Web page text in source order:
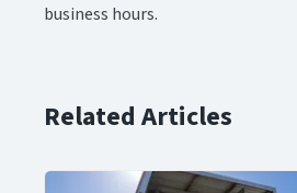
business hours.​​​​‌ ‍ ​‍​‍‌‍ ‌ ​‍‌‍‍‌‌‍‌ ‌‍‍‌‌‍ ‍​‍​‍​ ‍‍​‍​‍‌ ​ ‌‍​‌‌‍ ‍‌‍‍‌‌ ‌​‌ ‍‌​‍ ‍‌‍‍‌‌‍ ​‍​‍​‍ ​​‍​‍‌‍‍​‌ ​‍‌‍‌‌‌‍‌‍​‍​‍​ ‍‍​‍​‍‌‍‍​‌ ‌​‌ ‌​‌ ​​‌ ​ ​ ‍‍​‍ ​‍ ‌‍ ​‌‍‍‌‌‍​‍‌‍‌‌‌ ​‍‌ ‌​‌ ‍‌​‍ ‌‌ ​ ‌ ‌​‌ ‌‌‌‍‌​‌‍‍‌‌‍ ​‍ ‍‌ ‌‍‌‍‌‌‌ ​‍‌‍​ ‌‍‌‌‌‍ ​​‍ ‍‌‍​‌‌ ​​‌ ​​​‍ ‌‍‍‌‌‍ ‍‌ ‌​‌‍‌‌‌‍ ‍‌ ‌​​‍ ‌‍‌‌‌‍‌​‌‍‍‌‌ ‌​​‍ ‌‍ ‌‌‍ ‌‍‌​‌‍‌‌​ ‌‌ ​​‌ ​‍‌‍‌‌‌ ​ ‌‍‌‌‌‍ ‍‌ ‌​‌‍​‌‌ ‌​‌‍‍‌‌‍ ‌‍ ‍​ ‍ ‌‍‍‌‌‍‌​​ ‌‌‍​‌​ ‍​‌‍​‍‌‍‌‌‌‍​‌​ ​‍‌‍​ ​ ‍‌​‍ ‌‌‍‌​​ ‌‌​ ‌‌​ ‌​​‍ ‌​ ‌​​ ‌‍​ ‍​‌‍‌‍​‍ ‌‌‍​‌‌‍​‌​ ‌‍​ ‍​​‍ ‌​ ‌‍‌‍​ ‌‍‌‌​ ​ ​ ‌‌​ ‌‌‌‍​‍‌‍​‍​ ‌​​ ‌‍‌‍​‌‌‍​‌​ ‍ ‌ ‌​‌ ‍‌‌ ​​‌‍‌‌​ ‌‌‍​‌‌ ​‍‌ ‌​‌‍‍‌‌‍​ ‌‍ ​‌‍‌‌​ ‍ ‌ ​​‌‍​‌‌ ‌​‌‍‍​​ ‌‌‍​ ‌‍ ‌‍ ‍‌ ‌​‌‍‌‌‌‍ ‍‌ ‌​‌​ ‌‌‍​‌‌ ‌​‌ ​‍‌‍‍‌‌ ‍​​‍‌‌​ ‌‌‌​​‍‌‌ ‌‍‍ ‌‍‌‌‌ ‍‌​‍‌‌​ ​ ‌​‌​​‍‌‌​ ​ ‌​‌​​‍‌‌​ ​‍​ ​‍​ ‌‍​ ​​​ ‌‌‌‍‌‍​ ​​‌‍​‌‌‍​‌​ ‌‌‌‍​‌​ ​ ​ ‌​​ ​‌​‍‌‌​ ​‍​ ​‍​‍‌‌​ ‌‌‌​‌​​‍ ‍‌‍​ ‌‍ ‌‍ ‍‌ ‌​‌‍‌‌‌‍ ‍‌ ‌​​‍‌‌​ ‌‌‌​​‍‌‌ ‌‍‍ ‌‍‌‌‌ ‍‌​‍‌‌​ ​ ‌​‌​​‍‌‌​ ​ ‌​‌​​‍‌‌​ ​‍​ ​‍‌‍‌​‌‍​ ‌‍​ ‌‍‌‌‌‍‌‌‌‍​‌​ ‌ ​ ‍​​ ‌ ​ ​ ​ ​‌​ ‍​​‍‌‌​ ​‍​ ​‍​‍‌‌​ ‌‌‌​‌​​‍ ‍‌‍​ ‌‍‍​‌‍‍‌‌‍ ​‌‍‌​‌ ​‍‌‍‌‌‌‍ ‍​‍‌‌​ ‌‌‌​​‍‌‌ ‌‍‍ ‌‍‌‌‌ ‍‌​‍‌‌​ ​ ‌​‌​​‍‌‌​ ​ ‌​‌​​‍‌‌​ ​‍​ ​‍​ ‌​​ ‌‍​ ​‌‌‍‌​‌‍‌‍‌‍‌‌​ ​‍​ ‌ ​ ‌​​ ‌​​ ‌‌​ ‌​​‍‌‌​ ​‍​ ​‍​‍‌‌​ ‌‌‌​‌​​‍ ‍‌ ‌​‌‍‌‌‌ ‍​‌ ‌​​ ‌‍​‍‌‍​‌‌ ​ ‌‍‌‌‌‌‌‌‌ ​‍‌‍ ​​ ‌‌‍‍​‌ ‌​‌ ‌​‌ ​​‌ ​ ​‍‌‌​ ​ ‌​​‌​‍‌‌​ ​‍‌​‌‍​‍‌‌​ ​‍‌​‌‍‌‍ ​‌‍‍‌‌‍​‍‌‍‌‌‌ ​‍‌ ‌​‌ ‍‌​‍ ‌‌ ​ ‌ ‌​‌ ‌‌‌‍‌​‌‍‍‌‌‍ ​‍ ‍‌ ‌‍‌‍‌‌‌ ​‍‌‍​ ‌‍‌‌‌‍ ​​‍ ‍‌‍​‌‌ ​​‌ ​​​‍‌‍‌‍‍‌‌‍‌​​ ‌‌‍​‌​ ‍​‌‍​‍‌‍‌‌‌‍​‌​ ​‍‌‍​ ​ ‍‌​‍ ‌‌‍‌​​ ‌‌​ ‌‌​ ‌​​‍ ‌​ ‌​​ ‌‍​ ‍​‌‍‌‍​‍ ‌‌‍​‌‌‍​‌​ ‌‍​ ‍​​‍ ‌​ ‌‍‌‍​ ‌‍‌‌​ ​ ​ ‌‌​ ‌‌‌‍​‍‌‍​‍​ ‌​​ ‌‍‌‍​‌‌‍​‌​‍‌‍‌ ‌​‌ ‍‌‌ ​​‌‍‌‌​ ‌‌‍​‌‌ ​‍‌ ‌​‌‍‍‌‌‍​ ‌‍ ​‌‍‌‌​‍‌‍‌ ​​‌‍​‌‌ ‌​‌‍‍​​ ‌‌‍​ ‌‍ ‌‍ ‍‌ ‌​‌‍‌‌‌‍ ‍‌ ‌​‌​ ‌‌‍​‌‌ ‌​‌ ​‍‌‍‍‌‌ ‍​​‍‌‌​ ‌‌‌​​‍‌‌ ‌‍‍ ‌‍‌‌‌ ‍‌​‍‌‌​ ​ ‌​‌​​‍‌‌​ ​ ‌​‌​​‍‌‌​ ​‍​ ​‍​ ‌‍​ ​​​ ‌‌‌‍‌‍​ ​​‌‍​‌‌‍​‌​ ‌‌‌‍​‌​ ​ ​ ‌​​ ​‌​‍‌‌​ ​‍​ ​‍​‍‌‌​ ‌‌‌​‌​​‍ ‍‌‍​ ‌‍ ‌‍ ‍‌ ‌​‌‍‌‌‌‍ ‍‌ ‌​​‍‌‌​ ‌‌‌​​‍‌‌ ‌‍‍ ‌‍‌‌‌ ‍‌​‍‌‌​ ​ ‌​‌​​‍‌‌​ ​ ‌​‌​​‍‌‌​ ​‍​ ​‍‌‍‌​‌‍​ ‌‍​ ‌‍‌‌‌‍‌‌‌‍​‌​ ‌ ​ ‍​​ ‌ ​ ​ ​ ​‌​ ‍​​‍‌‌​ ​‍​ ​‍​‍‌‌​ ‌‌‌​‌​​‍ ‍‌‍​ ‌‍‍​‌‍‍‌‌‍ ​‌‍‌​‌ ​‍‌‍‌‌‌‍ ‍​‍‌‌​ ‌‌‌​​‍‌‌ ‌‍‍ ‌‍‌‌‌ ‍‌​‍‌‌​ ​ ‌​‌​​‍‌‌​ ​ ‌​‌​​‍‌‌​ ​‍​ ​‍​ ‌​​ ‌‍​ ​‌‌‍‌​‌‍‌‍‌‍‌‌​ ​‍​ ‌ ​ ‌​​ ‌​​ ‌‌​ ‌​​‍‌‌​ ​‍​ ​‍​‍‌‌​ ‌‌‌​‌​​‍ ‍‌ ‌​‌‍‌‌‌ ‍​‌ ‌​​‍‌‍‌ ​​‌‍‌‌‌ ​‍‌ ​ ‌ ​​‌‍‌‌‌‍​ ‌ ‌​‌‍‍‌‌ ‌‍‌‍‌‌​ ‌‌ ​​‌ ‌‌‌‍​‍‌‍ ​‌‍‍‌‌ ​ ‌‍‍​‌‍‌‌‌‍‌​​‍​‍‌ ‌
Related Articles